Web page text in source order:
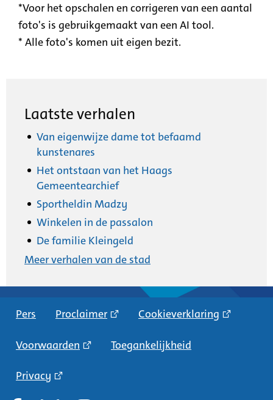
*Voor het opschalen en corrigeren van een aantal
foto's is gebruikgemaakt van een AI tool.
* Alle foto's komen uit eigen bezit.
Laatste verhalen
Van eigenwijze dame tot befaamd
kunstenares
Het ontstaan van het Haags
Gemeentearchief
Sportheldin Madzy
Winkelen in de passalon
De familie Kleingeld
Meer verhalen van de stad
Pers Proclaimer Cookieverklaring
Voorwaarden Toegankelijkheid
Privacy